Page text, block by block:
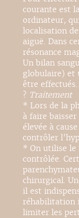
courante est
ordinateur,
localisation
aiguë. Dans
résonance
Un bilan
globulaire) et
être effectués.
? Traitement
* Lors de la
à faire
élevée à
contrôler
* On utilise
contrôlée.
chirurgical.
il est
réhabilitation
limiter les